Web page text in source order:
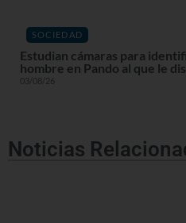
SOCIEDAD
Estudian cámaras para
hombre en Pando al que le
03/08/26
Noticias